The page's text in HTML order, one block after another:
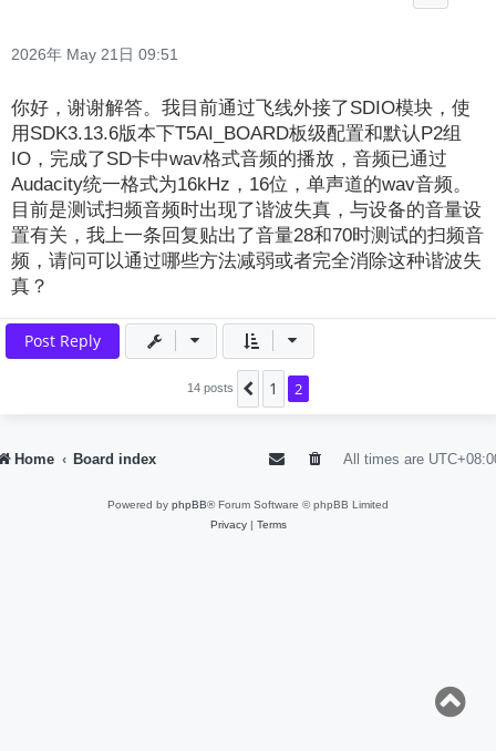
2026年 May 21日 09:51
你好，谢谢解答。我目前通过飞线外接了SDIO模块，使
用SDK3.13.6版本下T5AI_BOARD板级配置和默认P2组
IO，完成了SD卡中wav格式音频的播放，音频已通过
Audacity统一格式为16kHz，16位，单声道的wav音频。
目前是测试扫频音频时出现了谐波失真，与设备的音量设
置有关，我上一条回复贴出了音量28和70时测试的扫频音
频，请问可以通过哪些方法减弱或者完全消除这种谐波失
真？
Post Reply
14 posts Previous
1 2
Home Board index All times are
Powered by phpBB® Forum Software © phpBB Limited
Privacy| Terms